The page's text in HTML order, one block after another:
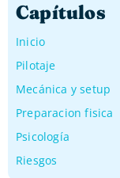
Capítulos
Inicio
Pilotaje
Mecánica y setup
Preparacion fisica
Psicología
Riesgos